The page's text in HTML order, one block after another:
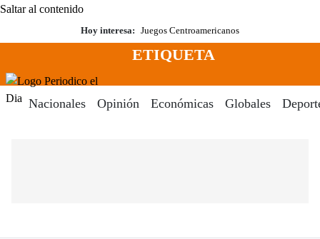
Saltar al contenido
Hoy interesa: Juegos Centroamericanos
Menú
ETIQUETA
Nacionales Opinión Económicas Globales